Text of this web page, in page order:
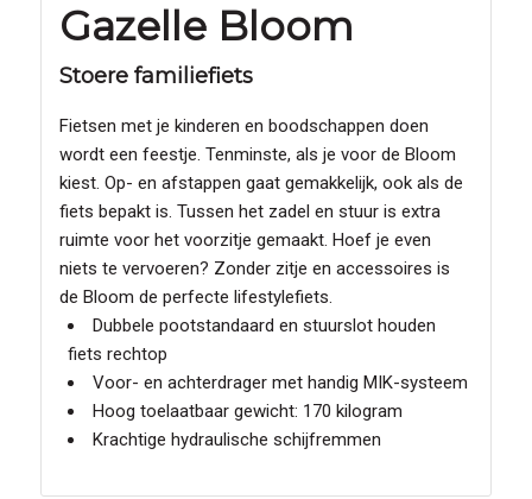
Gazelle Bloom
Stoere familiefiets
Fietsen met je kinderen en boodschappen doen
wordt een feestje. Tenminste, als je voor de Bloom
kiest. Op- en afstappen gaat gemakkelijk, ook als de
fiets bepakt is. Tussen het zadel en stuur is extra
ruimte voor het voorzitje gemaakt. Hoef je even
niets te vervoeren? Zonder zitje en accessoires is
de Bloom de perfecte lifestylefiets.
Dubbele pootstandaard en stuurslot houden
fiets rechtop
Voor- en achterdrager met handig MIK-systeem
Hoog toelaatbaar gewicht: 170 kilogram
Krachtige hydraulische schijfremmen